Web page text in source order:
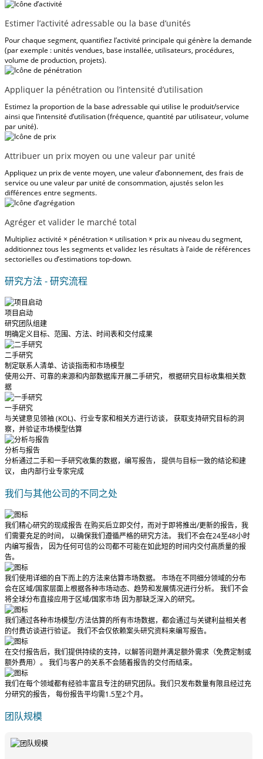
Estimer l’activité adressable ou la base d’unités
Pour chaque segment, quantifiez l’activité principale qui génère la demande
(par exemple : unités vendues, base installée, utilisateurs, procédures,
volume de production, projets).
Appliquer la pénétration ou l’intensité d’utilisation
Estimez la proportion de la base adressable qui utilise le produit/service
ainsi que l’intensité d’utilisation (fréquence, quantité par utilisateur, volume
par unité).
Attribuer un prix moyen ou une valeur par unité
Appliquez un prix de vente moyen, une valeur d’abonnement, des frais de
service ou une valeur par unité de consommation, ajustés selon les
différences entre segments.
Agréger et valider le marché total
Multipliez activité × pénétration × utilisation × prix au niveau du segment,
additionnez tous les segments et validez les résultats à l’aide de références
sectorielles ou d’estimations top-down.
研究方法 - 研究流程
项目启动
研究团队组建
明确定义目标、范围、方法、时间表和交付成果
二手研究
制定联系人清单、访谈指南和市场模型
使用公开、可靠的来源和内部数据库开展二手研究， 根据研究目标收集相关数
据
一手研究
与关键意见领袖 (KOL)、行业专家和相关方进行访谈， 获取支持研究目标的洞
察，并验证市场模型估算
分析与报告
分析通过二手和一手研究收集的数据，编写报告， 提供与目标一致的结论和建
议， 由内部行业专家完成
我们与其他公司的不同之处
我们精心研究的现成报告在购买后立即交付，而对于即将推出/更新的报告，我
们需要充足的时间， 以确保我们遵循严格的研究方法。 我们不会在24至48小时
内编写报告， 因为任何可信的公司都不可能在如此短的时间内交付高质量的报
告。
我们使用详细的自下而上的方法来估算市场数据。 市场在不同细分领域的分布
会在区域/国家层面上根据各种市场动态、趋势和发展情况进行分析。 我们不会
将全球分布直接应用于区域/国家市场 因为那缺乏深入的研究。
我们通过各种市场模型/方法估算的所有市场数据，都会通过与关键利益相关者
的付费访谈进行验证。 我们不会仅依赖案头研究资料来编写报告。
在交付报告后，我们提供持续的支持，以解答问题并满足额外需求（免费定制或
额外费用）。 我们与客户的关系不会随着报告的交付而结束。
我们在每个领域都有经验丰富且专注的研究团队。我们只发布数量有限且经过充
分研究的报告， 每份报告平均需1.5至2个月。
团队规模